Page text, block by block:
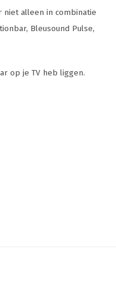
niet alleen in combinatie
Bleusound Pulse,
op je TV heb liggen.